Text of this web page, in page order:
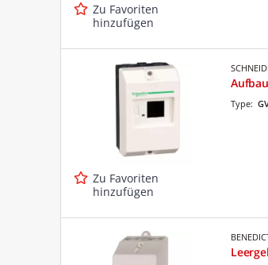
Zu Favoriten
hinzufügen
Zu Favoriten
hinzufügen
Type: